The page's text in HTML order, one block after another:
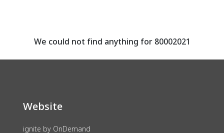
assignment ลงทะเบียน
We could not find anything for 80002021
Website
ignite by OnDemand